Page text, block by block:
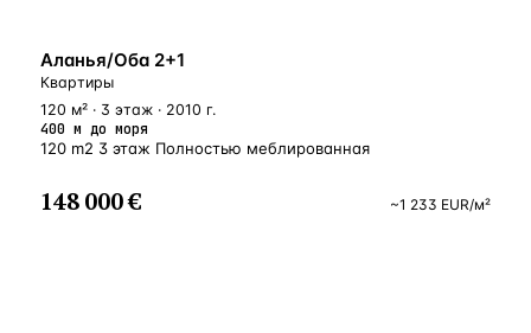
У МОРЯ
Аланья/Оба 2+1
Квартиры
120 м² · 3 этаж · 2010 г.
400 м до моря
120 m2 3 этаж Полностью меблированная
148 000 € ~1 233 EUR/м²